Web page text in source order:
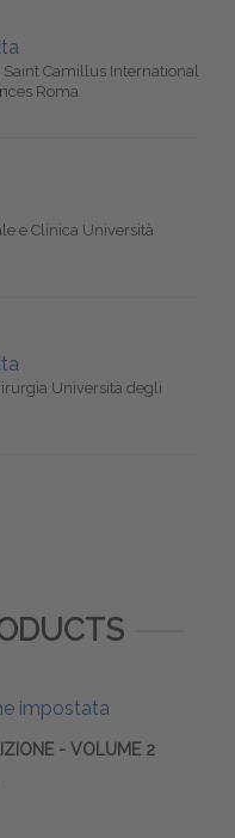
Camillus International
Roma
e Clinica Università
Università degli
- VOLUME 2